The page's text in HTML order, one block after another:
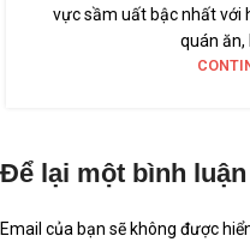
vực sầm uất bậc nhất với
quán ăn,
Để lại một bình luận
Email của bạn sẽ không được